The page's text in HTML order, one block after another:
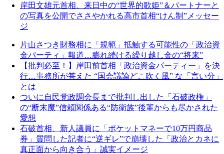
岸田文雄元首相、来日中の“世界的歌姫”＆パートナーと
の写真を公開でささやかれる高市首相“けん制”メッセー
ジ
片山さつき財務相に「規範」抵触する可能性の「政治資
金パーティ」報道…膨れ続ける繰り越し金の“将来”
【批判必至！】岸田前首相「政治資金パーティー」を決
行…事務所が答えた “国会議論どこ吹く風” な「言い分」
とは
ついに自民党政調会長まで批判し出した「石破政権」
の“断末魔”信頼関係ある“防衛族”後輩からも尽かされた
愛想
石破首相、新人議員に「ポケットマネーで10万円商品
券」質問した記者に“逆ギレ”で崩壊した「政治とカネに
真正面から向き合う」誠実イメージ